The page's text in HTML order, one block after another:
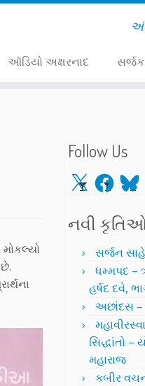
ઑડિયો અક્ષરનાદ
Follow Us
X Facebook
નવી
સર્જન
ધમ્મપદ
હર્ષદ દવે,
અછાંદસ –
સિદ્ધાંતો –
મહારાજ
કબીર